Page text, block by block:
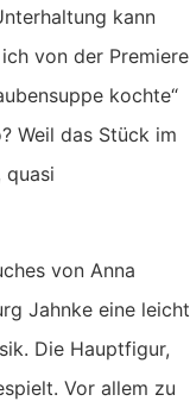
kann
von der Premiere
kochte“
Weil das Stück im
quasi
von Anna
Jahnke eine leicht
Die Hauptfigur,
Vor allem zu